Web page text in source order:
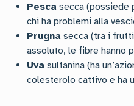
Pesca secca (possiede
chi ha problemi alla
Prugna secca (tra i
assoluto, le fibre hanno
Uva sultanina (ha
colesterolo cattivo e ha